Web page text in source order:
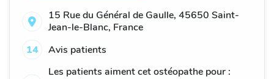
15 Rue du Général de Gaulle, 45650 Saint-
Jean-le-Blanc, France
14
Avis patients
Les patients aiment cet ostéopathe pour :